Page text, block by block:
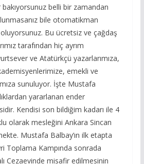
belli bir zamandan
bile otomatikman
Bu ücretsiz ve çağdaş
tarafından hiç ayrım
ve Atatürkçü yazarlarımıza,
emekli ve
sunuluyor. İşte Mustafa
yararlanan ender
Kendisi son bildiğim kadarı ile 4
olarak mesleğini Ankara Sincan
Mustafa Balbay’ın ilk etapta
Toplama Kampında sonrada
Cezaevinde misafir edilmesinin